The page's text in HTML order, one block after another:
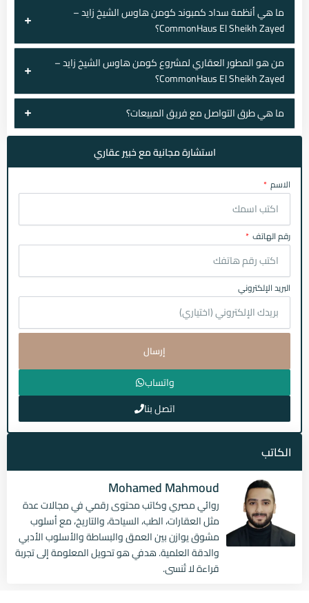
ما هي أنظمة سداد كمبوند كومن هاوس الشيخ زايد –
CommonHaus El Sheikh Zayed؟
من هو المطور العقاري لمشروع كومن هاوس الشيخ زايد –
CommonHaus El Sheikh Zayed؟
ما هي طرق التواصل مع فريق المبيعات؟
استشارة مجانية مع خبير عقاري
الاسم
رقم الهاتف
البريد الإلكتروني
إرسال
واتساب
اتصل بنا
الكاتب
Mohamed Mahmoud
روائي مصري وكاتب محتوى رقمي في مجالات عدة
مثل العقارات، الطب، السياحة، والتاريخ، مع أسلوب
مشوق يوازن بين العمق والبساطة والأسلوب الأدبي
والدقة العلمية. هدفي هو تحويل المعلومة إلى تجربة
قراءة لا تُنسى.